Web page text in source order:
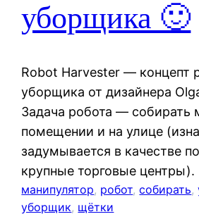
уборщика 🙂
Robot Harvester — концепт
уборщика от дизайнера
Задача робота — собирать
помещении и на улице
задумывается в качестве
крупные торговые центры).
манипулятор, робот, собирать,
уборщик, щётки